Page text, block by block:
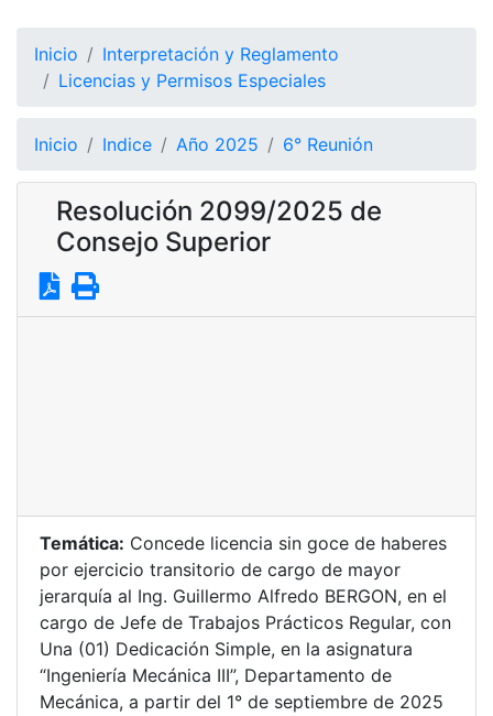
Inicio
Interpretación y Reglamento
Licencias y Permisos Especiales
Inicio Indice Año 2025 6° Reunión
Resolución 2099/2025 de
Consejo Superior
Temática: Concede licencia sin goce de haberes
por ejercicio transitorio de cargo de mayor
jerarquía al Ing. Guillermo Alfredo BERGON, en el
cargo de Jefe de Trabajos Prácticos Regular, con
Una (01) Dedicación Simple, en la asignatura
“Ingeniería Mecánica III”, Departamento de
Mecánica, a partir del 1° de septiembre de 2025